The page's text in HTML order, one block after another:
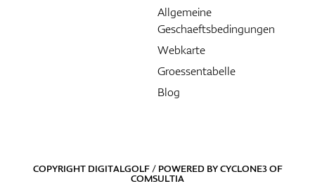
Allgemeine
Geschaeftsbedingungen
Webkarte
Groessentabelle
Blog
COPYRIGHT DIGITALGOLF / POWERED BYCYCLONE3OF
COMSULTIA